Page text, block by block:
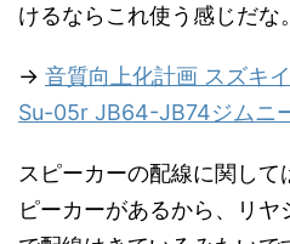
けるならこれ使う感じだな。
→ 音質向上化計画 スズキ
Su-05r JB64-JB74ジムニ
スピーカーの配線に関して
ピーカーがあるから、リヤ